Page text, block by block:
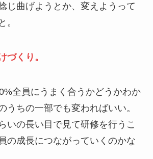
じ曲げようとか、変えようって
。
づくり。
全員にうまく合うかどうかわか
うちの一部でも変わればいい。
いの長い目で見て研修を行うこ
の成長につながっていくのかな